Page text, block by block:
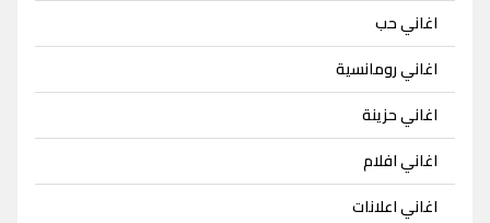
اغاني حب
اغاني رومانسية
اغاني حزينة
اغاني افلام
اغاني اعلانات